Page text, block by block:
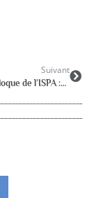
Suivant
Le prochain colloque de l’ISPA :UTRECH (NL) 8 / 13 juillet 2008